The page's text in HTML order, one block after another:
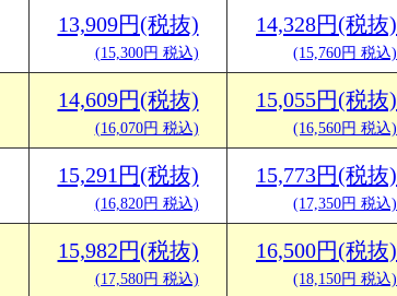
13,909円(税抜)
(15,300円 税込)
14,328円(税抜)
(15,760円 税込)
14,609円(税抜)
(16,070円 税込)
15,055円(税抜)
(16,560円 税込)
15,291円(税抜)
(16,820円 税込)
15,773円(税抜)
(17,350円 税込)
15,982円(税抜)
(17,580円 税込)
16,500円(税抜)
(18,150円 税込)